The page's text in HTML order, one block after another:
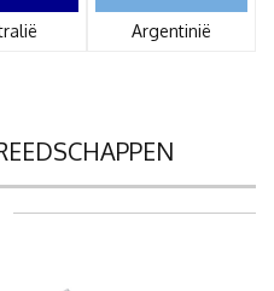
Argentinië